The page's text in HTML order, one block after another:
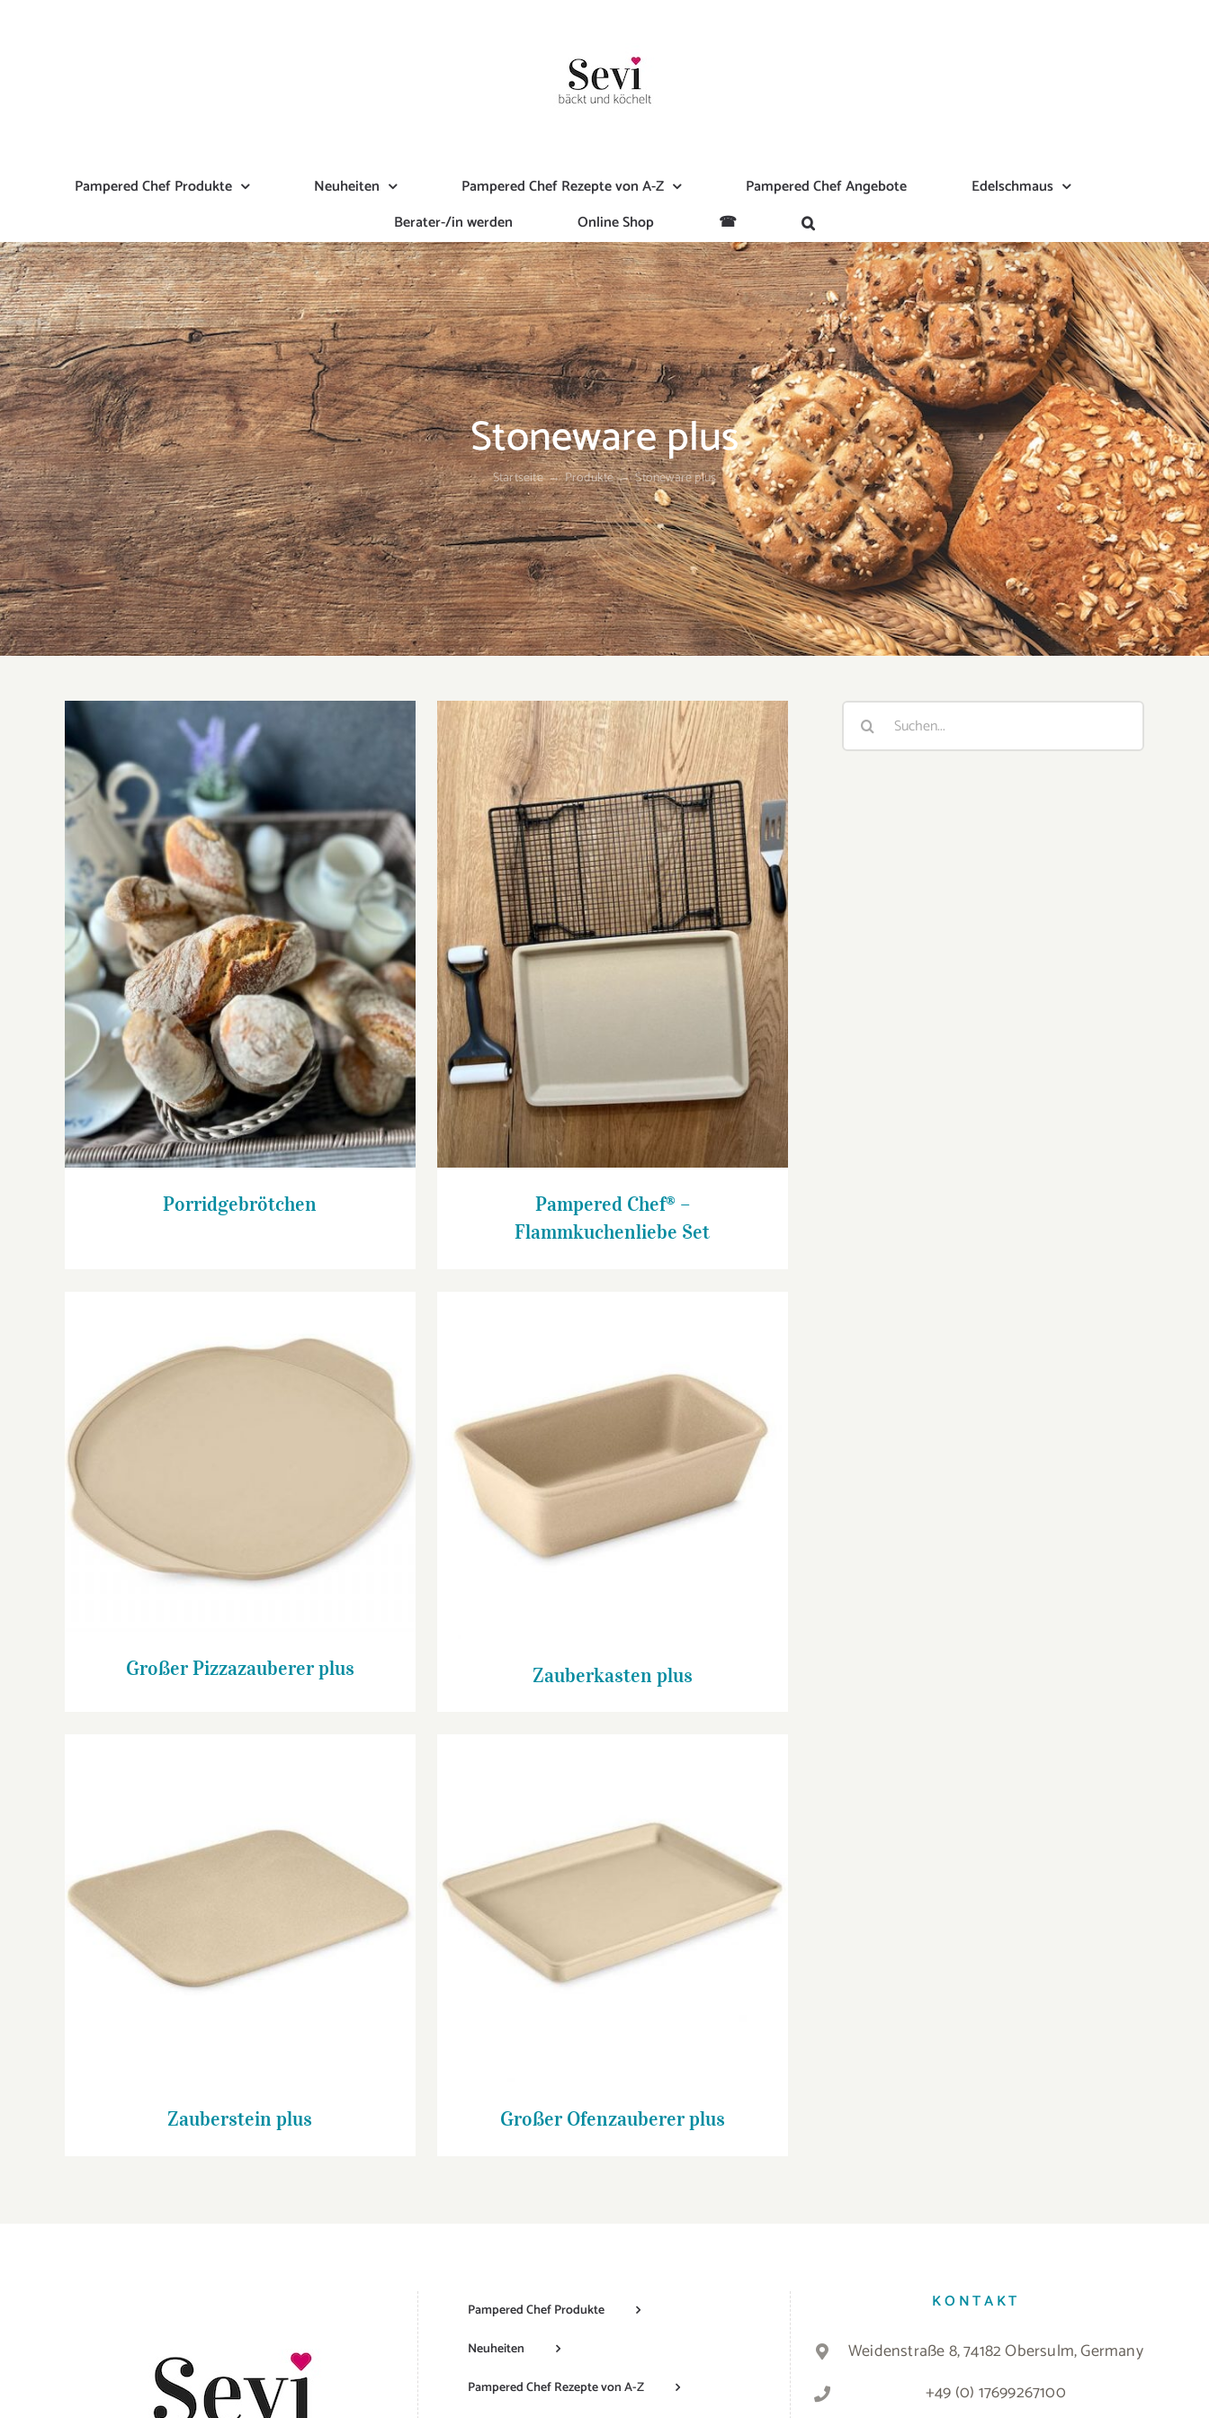
Pampered Chef Produkte Neuheiten Pampered Chef Rezepte von A-Z Pampered Chef Angebote
Edelschmaus
Berater-/in werden
Online Shop ☎
Stoneware plus
Startseite Produkte Stoneware plus
Porridgebrötchen
Porridgebrötchen
Pampered Chef® – Flammkuchenliebe Set
Pampered Chef® –
Flammkuchenliebe Set
Großer Pizzazauberer plus
Zauberkasten plus
Zauberkasten plus
Zauberstein plus
Großer Ofenzauberer plus
Großer Ofenzauberer plus
Suche
nach:
Pampered Chef Produkte
Neuheiten
Pampered Chef Rezepte von A-Z
KONTAKT
Weidenstraße 8, 74182 Obersulm, Germany
+49 (0) 17699267100